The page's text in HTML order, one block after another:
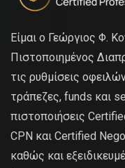
Είμαι ο Γεώργιος Φ.
Πιστοποιημένος
τις ρυθμίσεις
τράπεζες, funds και
πιστοποιήσεις
CPN και Certified
καθώς και